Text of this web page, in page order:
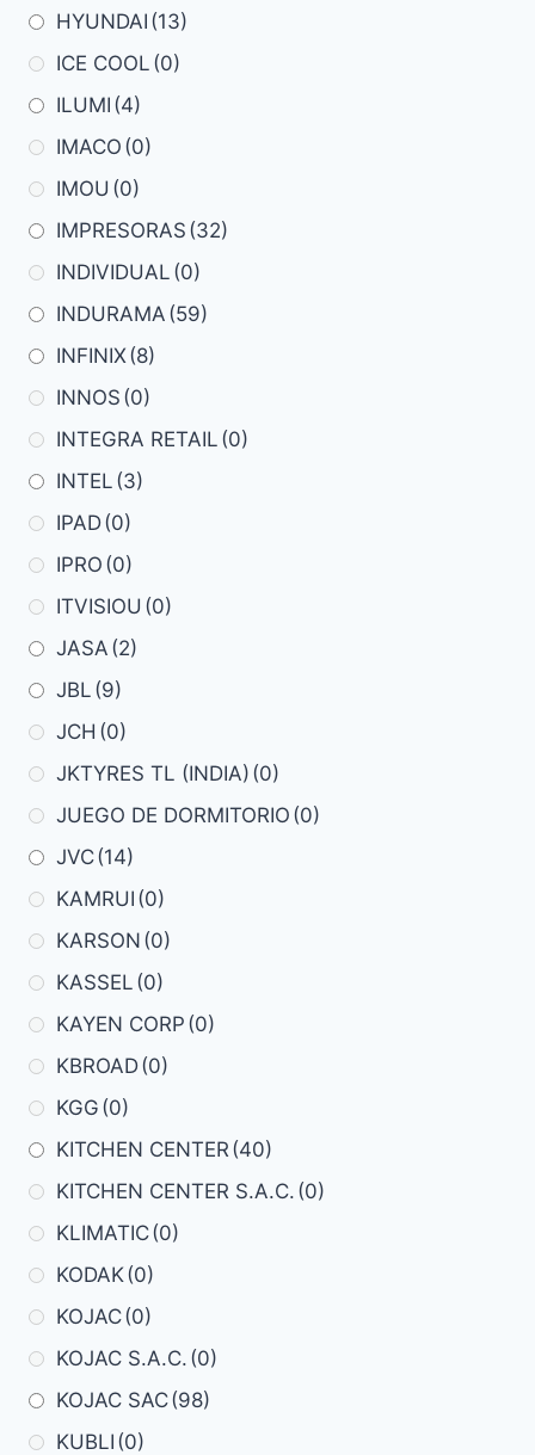
HYUNDAI (13)
ICE COOL (0)
ILUMI (4)
IMACO (0)
IMOU (0)
IMPRESORAS (32)
INDIVIDUAL (0)
INDURAMA (59)
INFINIX(8)
INNOS (0)
INTEGRA RETAIL (0)
INTEL (3)
IPAD(0)
IPRO (0)
ITVISIOU (0)
JASA (2)
JBL (9)
JCH (0)
JKTYRES TL (INDIA) (0)
JUEGO DE DORMITORIO (0)
JVC(14)
KAMRUI (0)
KARSON (0)
KASSEL (0)
KAYEN CORP (0)
KBROAD(0)
KGG (0)
KITCHEN CENTER (40)
KITCHEN CENTER S.A.C. (0)
KLIMATIC(0)
KODAK(0)
KOJAC(0)
KOJAC S.A.C. (0)
KOJAC SAC(98)
KUBLI (0)